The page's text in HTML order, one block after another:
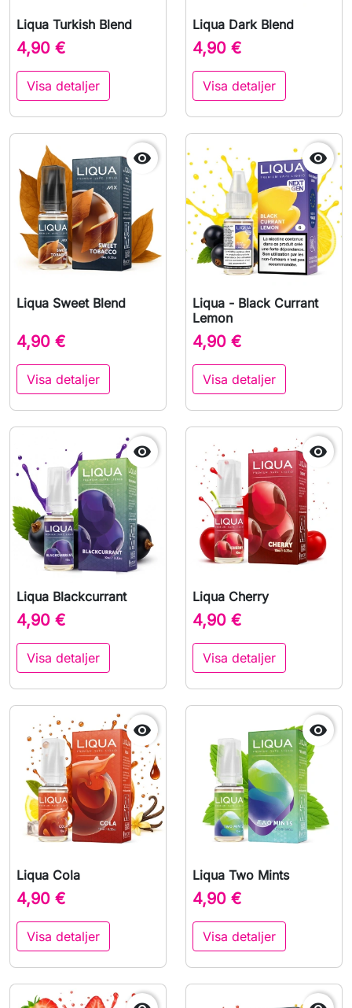
Liqua Turkish Blend
4,90 €
Visa detaljer
Liqua Dark Blend
4,90 €
Visa detaljer

Liqua Sweet Blend
4,90 €
Visa detaljer

Liqua - Black Currant
Lemon
4,90 €
Visa detaljer

Liqua Blackcurrant
4,90 €
Visa detaljer

Liqua Cherry
4,90 €
Visa detaljer

Liqua Cola
4,90 €
Visa detaljer

Liqua Two Mints
4,90 €
Visa detaljer